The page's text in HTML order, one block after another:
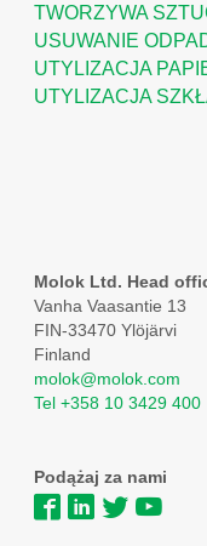
TWORZYWA
USUWANIE
UTYLIZACJA
UTYLIZACJA
Molok Ltd. Head
Vanha Vaasantie 13
FIN-33470 Ylöjärvi
Finland
molok@molok.com
Tel +358 10 3429 400
Podążaj za nami